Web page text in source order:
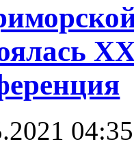
04:35